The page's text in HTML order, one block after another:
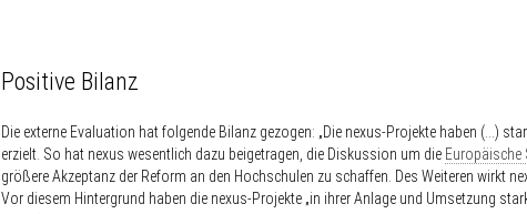
Positive Bilanz
Die externe Evaluation hat folgende Bilanz gezogen: „Die nexus-Projekte haben (…)
erzielt. So hat nexus wesentlich dazu beigetragen, die Diskussion um die Europäische
größere Akzeptanz der Reform an den Hochschulen zu schaffen. Des Weiteren wirkt
Vor diesem Hintergrund haben die nexus-Projekte „in ihrer Anlage und Umsetzung